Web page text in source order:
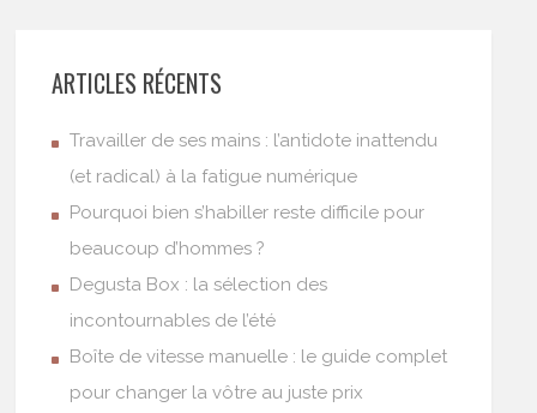
ARTICLES RÉCENTS
Travailler de ses mains : l’antidote inattendu
(et radical) à la fatigue numérique
Pourquoi bien s’habiller reste difficile pour
beaucoup d’hommes ?
Degusta Box : la sélection des
incontournables de l’été
Boîte de vitesse manuelle : le guide complet
pour changer la vôtre au juste prix